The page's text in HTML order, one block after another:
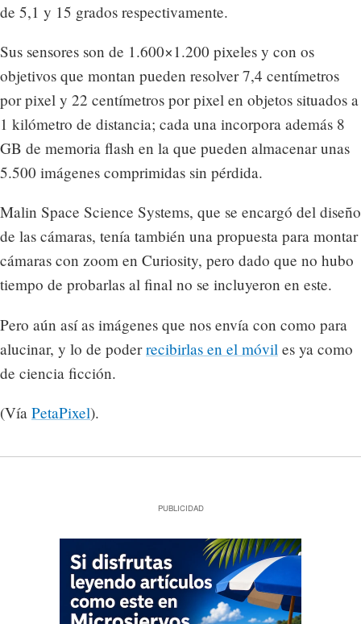
de 5,1 y 15 grados respectivamente.
Sus sensores son de 1.600×1.200 pixeles y con os
objetivos que montan pueden resolver 7,4 centímetros
por pixel y 22 centímetros por pixel en objetos situados a
1 kilómetro de distancia; cada una incorpora además 8
GB de memoria flash en la que pueden almacenar unas
5.500 imágenes comprimidas sin pérdida.
Malin Space Science Systems, que se encargó del diseño
de las cámaras, tenía también una propuesta para montar
cámaras con zoom en Curiosity, pero dado que no hubo
tiempo de probarlas al final no se incluyeron en este.
Pero aún así as imágenes que nos envía con como para
alucinar, y lo de poderrecibirlas en el móvil es ya como
de ciencia ficción.
(Vía PetaPixel).
PUBLICIDAD